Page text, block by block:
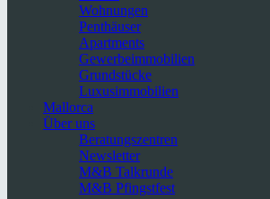
Wohnungen
Penthäuser
Apartments
Gewerbeimmobilien
Grundstücke
Luxusimmobilien
Mallorca
Über uns
Beratungszentren
Newsletter
M&B Talkrunde
M&B Pfingstfest